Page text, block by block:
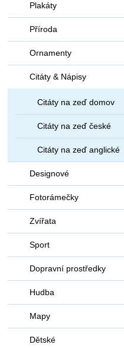
Plakáty
Příroda
Ornamenty
Citáty & Nápisy
Citáty na zeď domov
Citáty na zeď české
Citáty na zeď anglické
Designové
Fotorámečky
Zvířata
Sport
Dopravní prostředky
Hudba
Mapy
Dětské